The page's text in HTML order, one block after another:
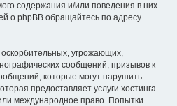
содержания и/или поведения в них.
о phpBB обращайтесь по адресу
угрожающих,
сообщений, призывов к
которые могут нарушить
предоставляет услуги хостинга
международное право. Попытки